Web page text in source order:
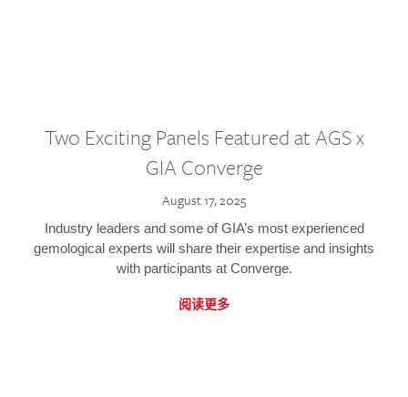
Two Exciting Panels Featured at AGS x
GIA Converge
August 17, 2025
Industry leaders and some of GIA’s most experienced
gemological experts will share their expertise and insights
with participants at Converge.
阅读更多